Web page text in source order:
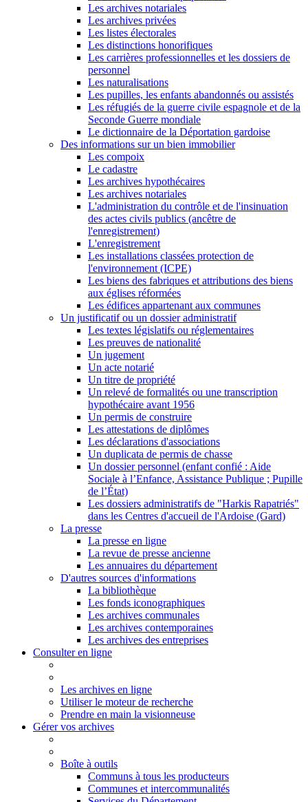
Les archives notariales
Les archives privées
Les listes électorales
Les distinctions honorifiques
Les carrières professionnelles et les dossiers de
personnel
Les naturalisations
Les pupilles, les enfants abandonnés ou assistés
Les réfugiés de la guerre civile espagnole et de la
Seconde Guerre mondiale
Le dictionnaire de la Déportation gardoise
Des informations sur un bien immobilier
Les compoix
Le cadastre
Les archives hypothécaires
Les archives notariales
L'administration du contrôle et de l'insinuation
des actes civils publics (ancêtre de
l'enregistrement)
L'enregistrement
Les installations classées protection de
l'environnement (ICPE)
Les biens des fabriques et attributions des biens
aux églises réformées
Les édifices appartenant aux communes
Un justificatif ou un dossier administratif
Les textes législatifs ou réglementaires
Les preuves de nationalité
Un jugement
Un acte notarié
Un titre de propriété
Un relevé de formalités ou une transcription
hypothécaire avant 1956
Un permis de construire
Les attestations de diplômes
Les déclarations d'associations
Un duplicata de permis de chasse
Un dossier personnel (enfant confié : Aide
Sociale à l’Enfance, Assistance Publique ; Pupille
de l’État)
Les dossiers administratifs de "Harkis Rapatriés"
dans les Centres d'accueil de l'Ardoise (Gard)
La presse
La presse en ligne
La revue de presse ancienne
Les annuaires du département
D'autres sources d'informations
La bibliothèque
Les fonds iconographiques
Les archives communales
Les archives contemporaines
Les archives des entreprises
Consulter en ligne
Les archives en ligne
Utiliser le moteur de recherche
Prendre en main la visionneuse
Gérer vos archives
Boîte à outils
Communs à tous les producteurs
Communes et intercommunalités